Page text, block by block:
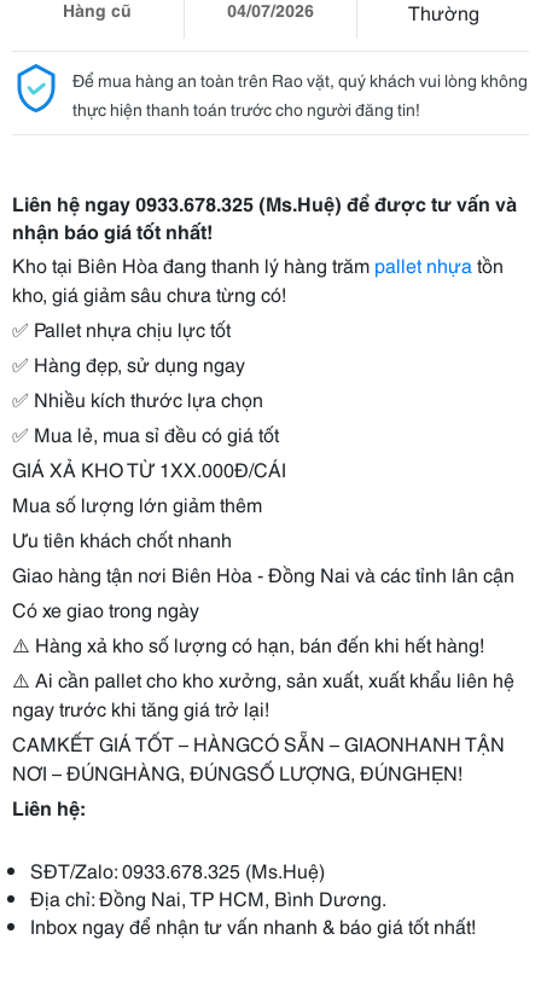
Hàng cũ
04/07/2026
Thường
Để mua hàng an toàn trên Rao vặt, quý khách vui lòng không
thực hiện thanh toán trước cho người đăng tin!
Liên hệ ngay0933.678.325 (Ms.Huệ) đểđược tư vấn và
nhận báo giá tốt nhất!
Kho tại Biên Hòa đang thanh lý hàng trăm pallet nhựa tồn
kho, giá giảm sâu chưa từng có!
✅ Pallet nhựa chịu lực tốt
✅ Hàng đẹp, sử dụng ngay
✅ Nhiều kích thước lựa chọn
✅ Mua lẻ, mua sỉ đều có giá tốt
GIÁ XẢ KHO TỪ 1XX.000Đ/CÁI
Mua số lượng lớn giảm thêm
Ưu tiên khách chốt nhanh
Giao hàng tận nơi Biên Hòa - Đồng Nai và các tỉnh lân cận
Có xe giao trong ngày
⚠️ Hàng xả kho số lượng có hạn, bán đến khi hết hàng!
⚠️ Ai cần pallet cho kho xưởng, sản xuất, xuất khẩu liên hệ
ngay trước khi tăng giá trở lại!
CAMKẾT GIÁ TỐT– HÀNGCÓ SẴN – GIAONHANH TẬN
NƠI – ĐÚNGHÀNG, ĐÚNGSỐ LƯỢNG, ĐÚNGHẸN!
Liên hệ:
SĐT/Zalo: 0933.678.325 (Ms.Huệ)
Địa chỉ: Đồng Nai, TP HCM, Bình Dương.
Inbox ngay để nhận tư vấn nhanh & báo giá tốt nhất!